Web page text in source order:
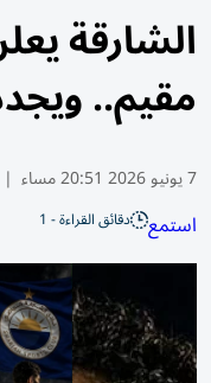
الشارقة
مقيم..
7 يونيو 2026 20:51 مساء |
استمع دقائق القراءة - 1